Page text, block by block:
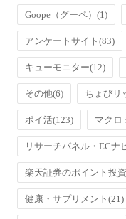
Goope（グーペ）(1)
アンケートサイト(83)
キューモニター(12)
その他(6) ちょびリ
ポイ活(123) マクロ
リサーチパネル・ECナ
楽天証券のポイント投
健康・サプリメント(21)